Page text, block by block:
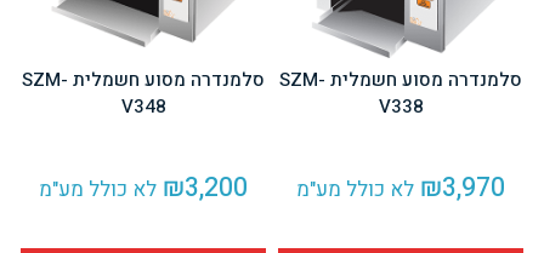
סלמנדרה מסוע חשמלית SZM-
V338
₪3,970 לא כולל מע"מ
סלמנדרה מסוע חשמלית SZM-
V348
₪3,200 לא כולל מע"מ